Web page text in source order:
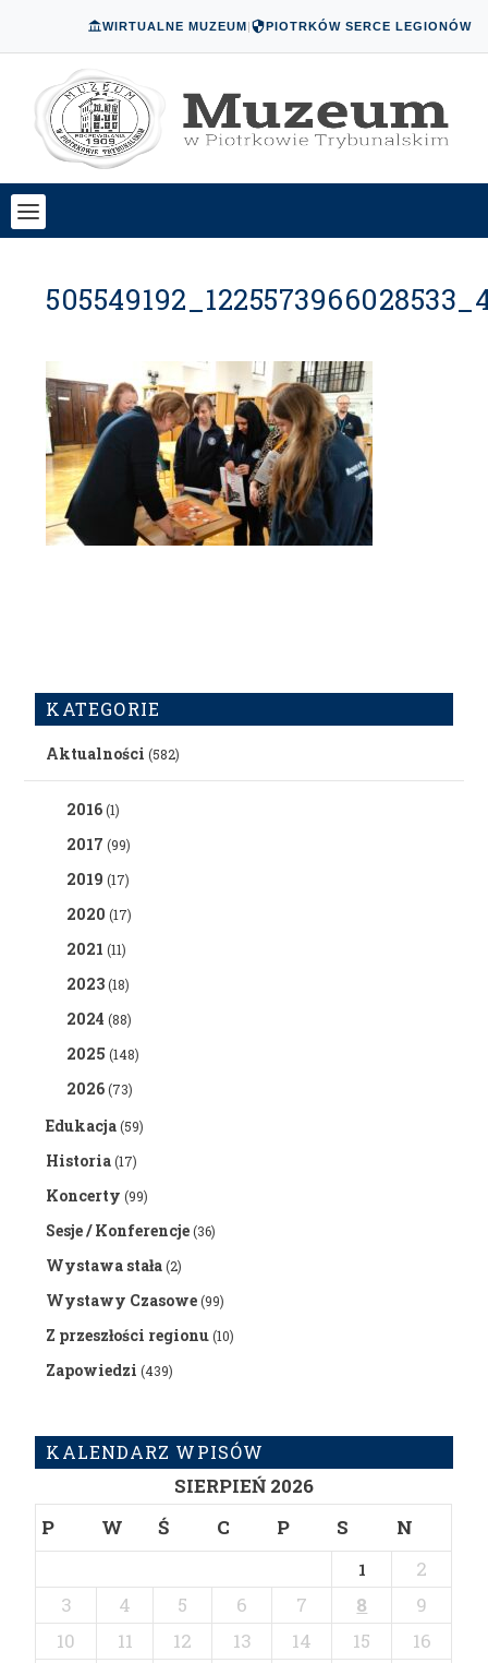
WIRTUALNE MUZEUM| PIOTRKÓW SERCE LEGIONÓW
KATEGORIE
Aktualności (582)
2016(1)
2017 (99)
2019 (17)
2020 (17)
2021 (11)
2023(18)
2024 (88)
2025 (148)
2026(73)
Edukacja(59)
Historia(17)
Koncerty (99)
Sesje / Konferencje(36)
Wystawa stała(2)
Wystawy Czasowe(99)
Z przeszłości regionu(10)
Zapowiedzi (439)
KALENDARZ WPISÓW
SIERPIEŃ 2026
P
W Ś C P S N
1
2
3
4 5 6 7 8
9
10
11 12 13 14 15
16